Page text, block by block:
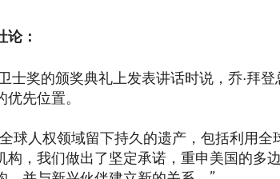
论：
士奖的颁奖典礼上发表讲话时说，乔·拜登
先位置。
球人权领域留下持久的遗产，包括利用全
，我们做出了坚定承诺，重申美国的多